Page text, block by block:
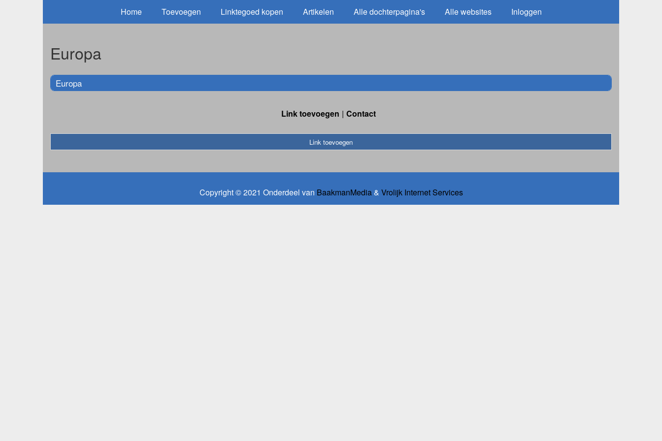
Home Toevoegen Linktegoed kopen Artikelen Alle dochterpagina's Alle websites Inloggen
Europa
Europa
Link toevoegen Contact
Link toevoegen
Copyright © 2021 Onderdeel van BaakmanMedia& Vrolijk Internet Services